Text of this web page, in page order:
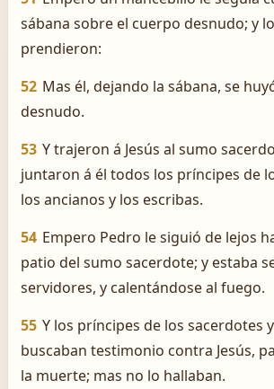
sábana sobre el cuerpo desnudo; y
prendieron:
52 Mas él, dejando la sábana, se
desnudo.
53 Y trajeron á Jesús al sumo
juntaron á él todos los príncipes de
los ancianos y los escribas.
54 Empero Pedro le siguió de lejos
patio del sumo sacerdote; y estaba
servidores, y calentándose al fuego.
55 Y los príncipes de los sacerdotes
buscaban testimonio contra Jesús,
la muerte; mas no lo hallaban.